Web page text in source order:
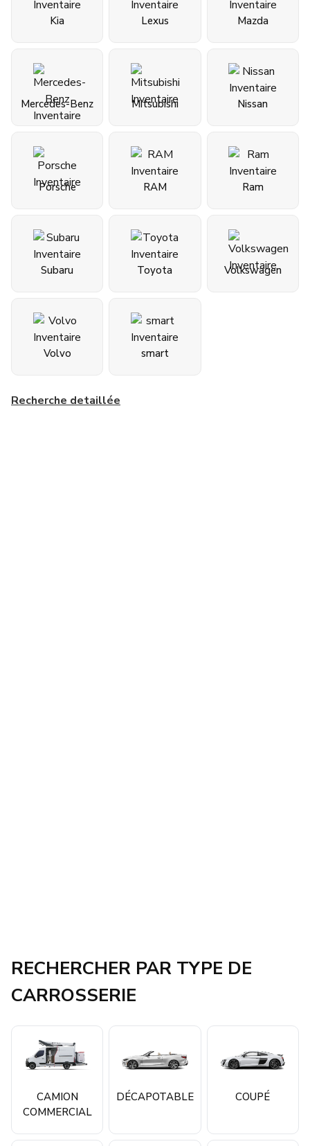
Kia Lexus Mazda
Mercedes-Benz Mitsubishi Nissan
Porsche RAM Ram
Subaru Toyota Volkswagen
Volvo smart
Recherche detaillée
RECHERCHER PAR TYPE DE
CARROSSERIE
CAMION
COMMERCIAL
DÉCAPOTABLE COUPÉ